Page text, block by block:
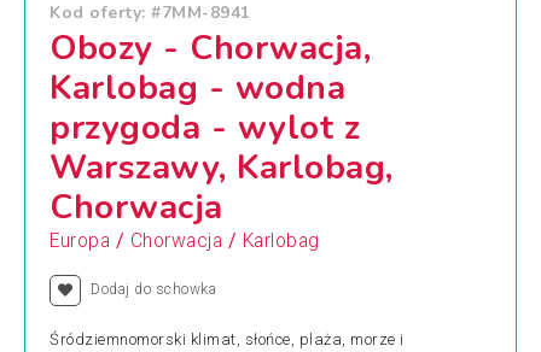
Kod oferty: #7MM-8941
Obozy - Chorwacja,
Karlobag - wodna
przygoda - wylot z
Warszawy, Karlobag,
Chorwacja
Europa / Chorwacja / Karlobag
Dodaj do schowka
Śródziemnomorski klimat, słońce, plaża, morze i